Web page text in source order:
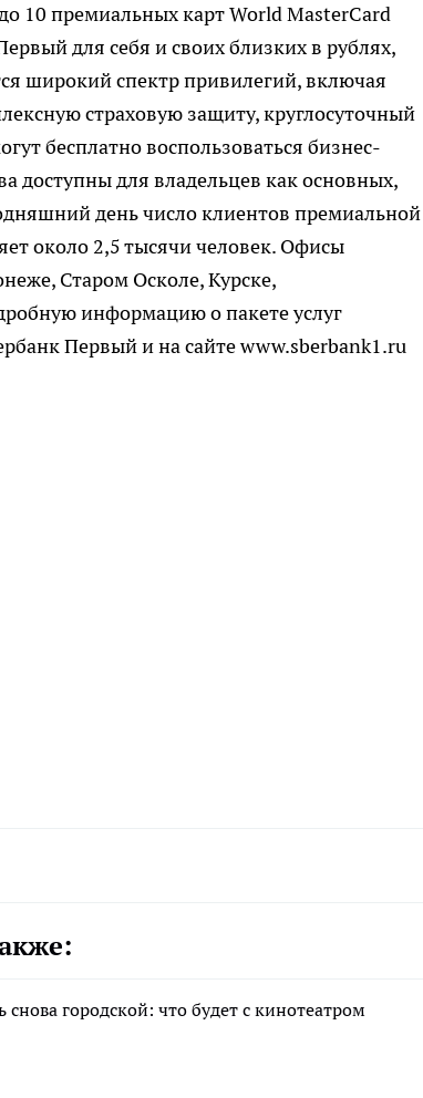
10 премиальных карт World MasterCard
для себя и своих близких в рублях,
широкий спектр привилегий, включая
страховую защиту, круглосуточный
бесплатно воспользоваться бизнес-
доступны для владельцев как основных,
день число клиентов премиальной
около 2,5 тысячи человек. Офисы
Старом Осколе, Курске,
информацию о пакете услуг
Первый и на сайте www.sberbank1.ru
городской: что будет с кинотеатром